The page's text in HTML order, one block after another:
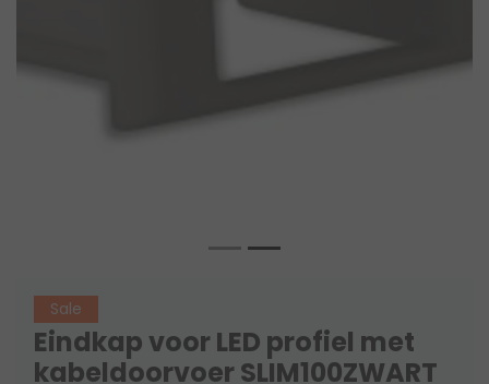
Sale
Eindkap voor LED profiel met
kabeldoorvoer SLIM100ZWART